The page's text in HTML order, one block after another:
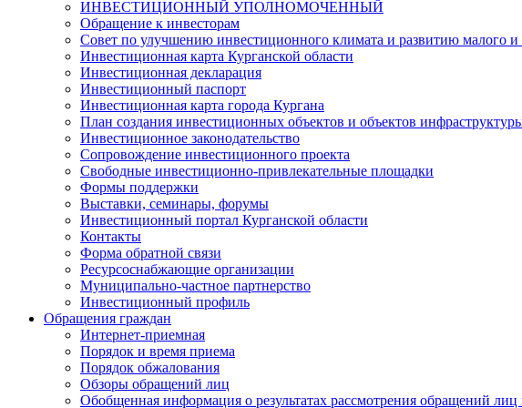
ИНВЕСТИЦИОННЫЙ УПОЛНОМОЧЕННЫЙ
Обращение к инвесторам
Совет по улучшению инвестиционного климата и развитию малого и
Инвестиционная карта Курганской области
Инвестиционная декларация
Инвестиционный паспорт
Инвестиционная карта города Кургана
План создания инвестиционных объектов и объектов
Инвестиционное законодательство
Сопровождение инвестиционного проекта
Свободные инвестиционно-привлекательные площадки
Формы поддержки
Выставки, семинары, форумы
Инвестиционный портал Курганской области
Контакты
Форма обратной связи
Ресурсоснабжающие организации
Муниципально-частное партнерство
Инвестиционный профиль
Обращения граждан
Интернет-приемная
Порядок и время приема
Порядок обжалования
Обзоры обращений лиц
Обобщенная информация о результатах рассмотрения обращений